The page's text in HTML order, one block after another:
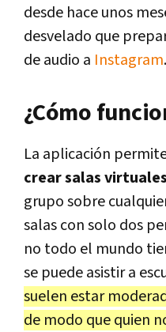
desde hace unos
desvelado que
de audio a Instagram.
¿Cómo
La aplicación
crear salas virtuales
grupo sobre
salas con solo dos
no todo el mundo
se puede asistir a
suelen estar
de modo que quien